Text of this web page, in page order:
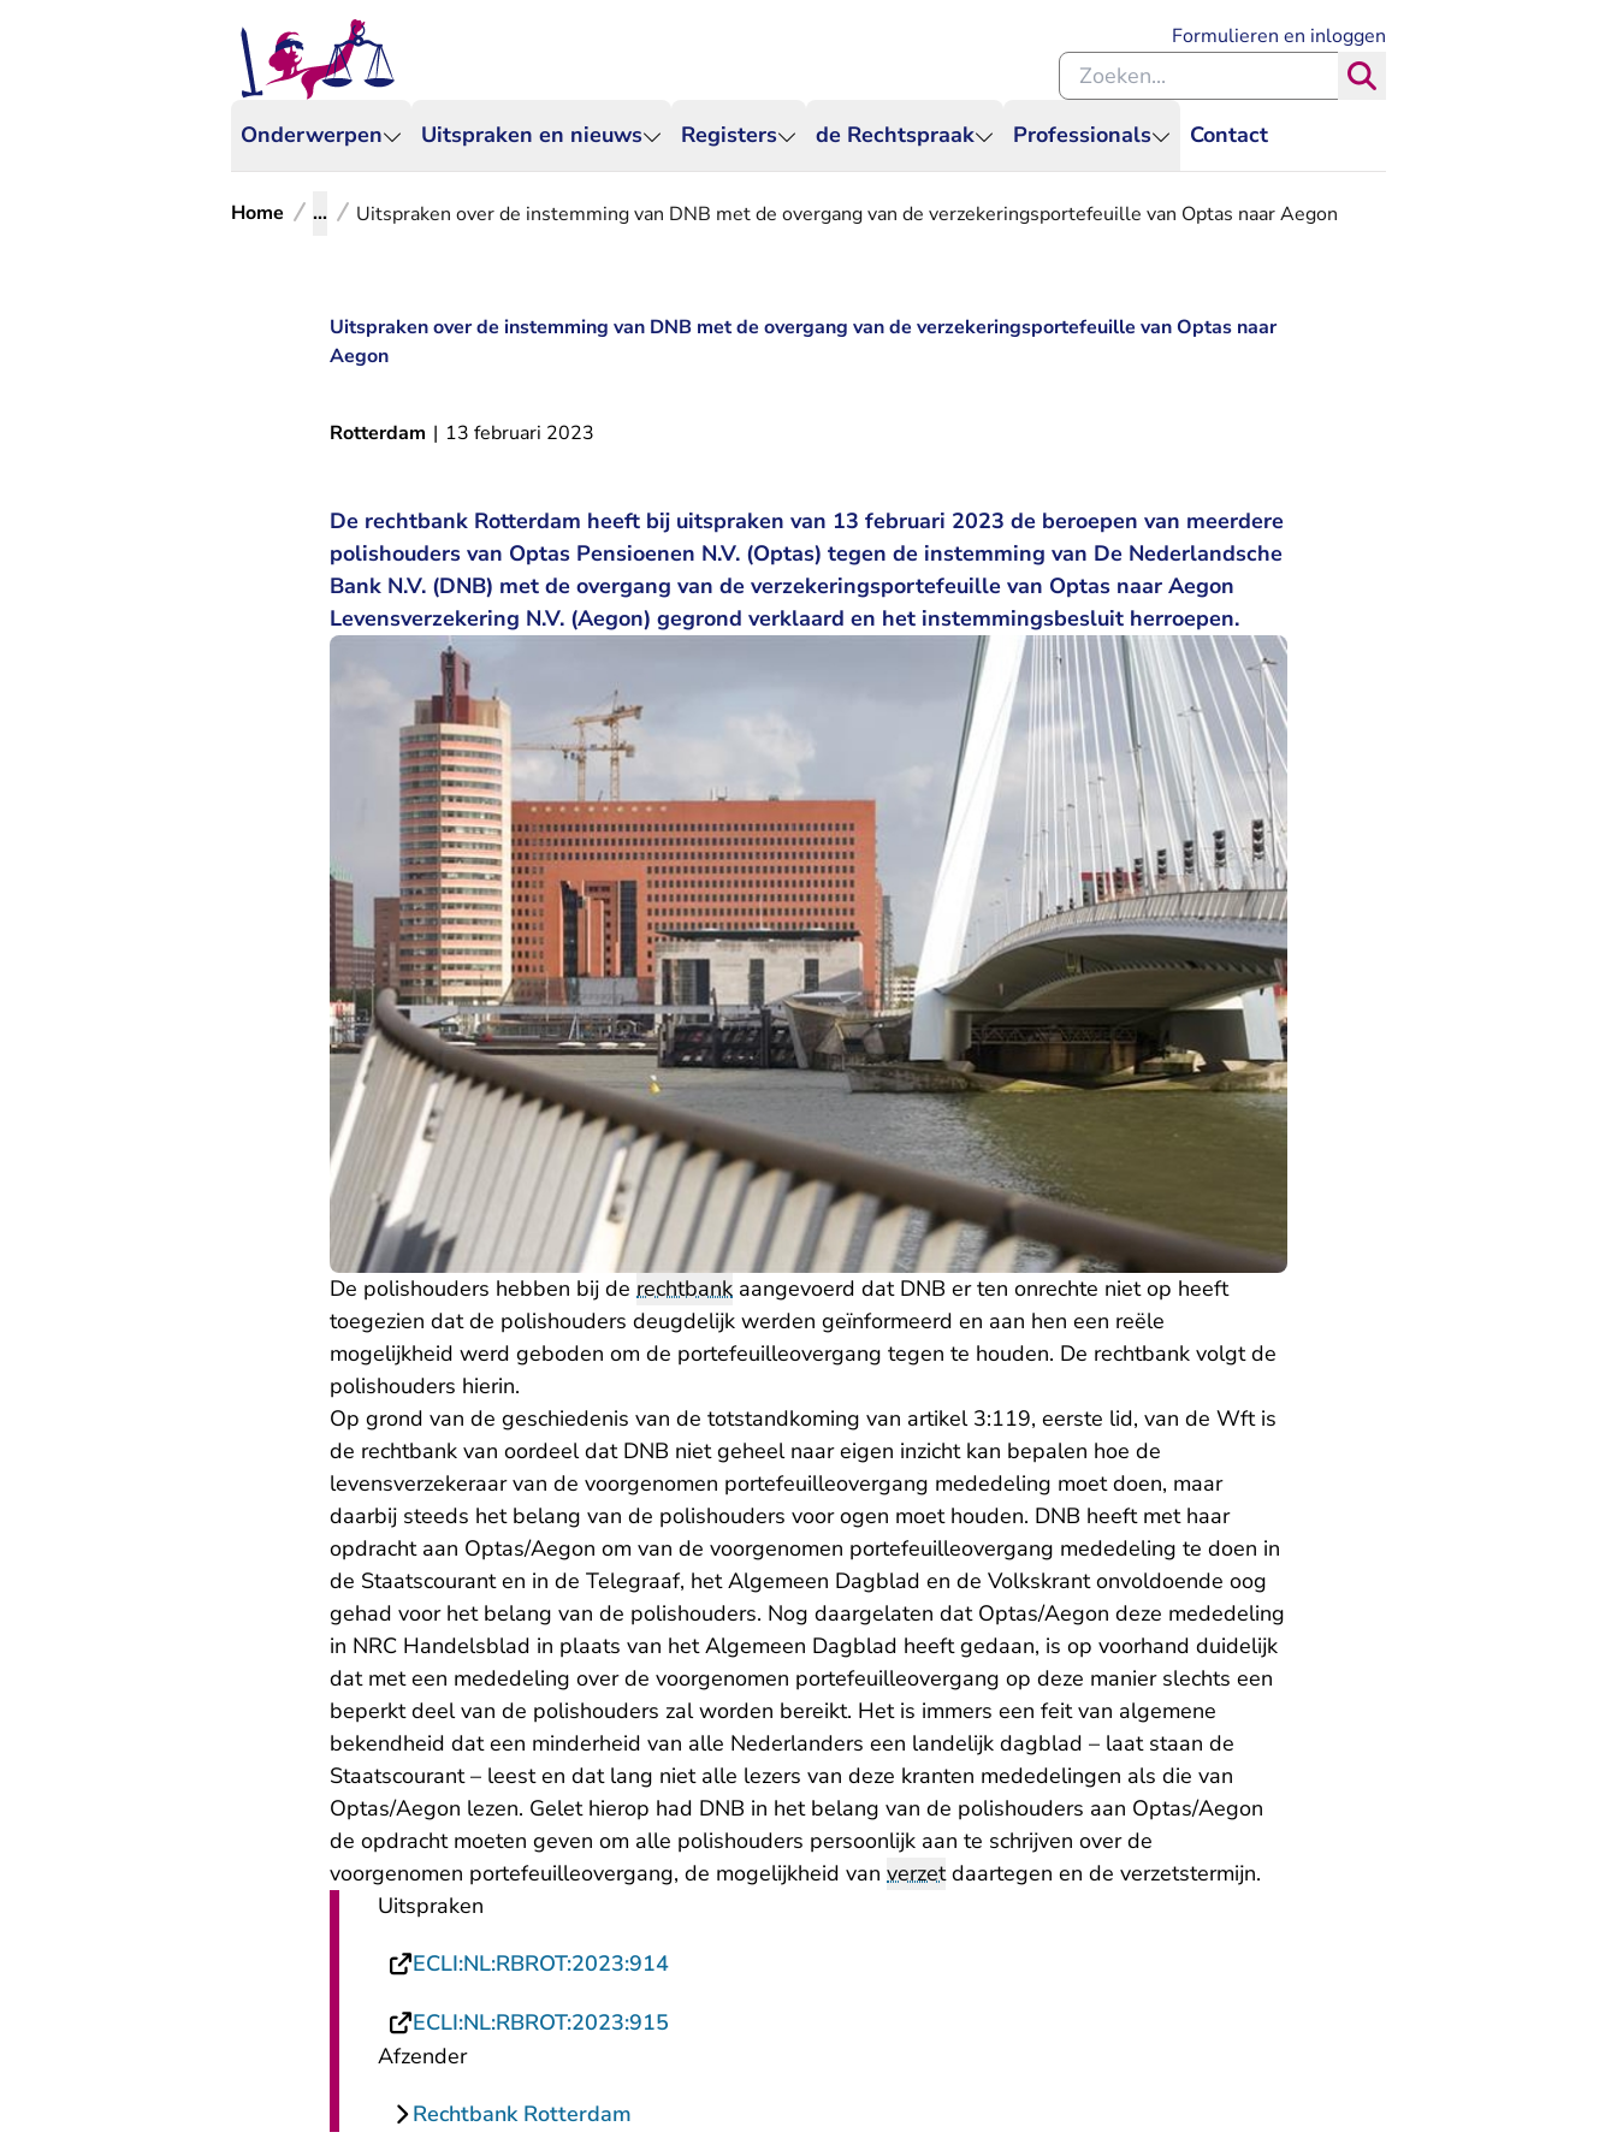
Onderwerpen Uitspraken en nieuws Registers de Rechtspraak Professionals Contact
Formulieren en inloggen
Zoeken binnen de Rechtspraak
Home ... Uitspraken over de instemming van DNB met de overgang van de verzekeringsportefeuille van Optas naar Aegon
Uitspraken over de instemming van DNB met de overgang van de verzekeringsportefeuille van Optas naar
Aegon
Rotterdam | 13 februari 2023
De rechtbank Rotterdam heeft bij uitspraken van 13 februari 2023 de beroepen van meerdere
polishouders van Optas Pensioenen N.V. (Optas) tegen de instemming van De Nederlandsche
Bank N.V. (DNB) met de overgang van de verzekeringsportefeuille van Optas naar Aegon
Levensverzekering N.V. (Aegon) gegrond verklaard en het instemmingsbesluit herroepen.
De polishouders hebben bij de rechtbank aangevoerd dat DNB er ten onrechte niet op heeft
toegezien dat de polishouders deugdelijk werden geïnformeerd en aan hen een reële
mogelijkheid werd geboden om de portefeuilleovergang tegen te houden. De rechtbank volgt de
polishouders hierin.
Op grond van de geschiedenis van de totstandkoming van artikel 3:119, eerste lid, van de Wft is
de rechtbank van oordeel dat DNB niet geheel naar eigen inzicht kan bepalen hoe de
levensverzekeraar van de voorgenomen portefeuilleovergang mededeling moet doen, maar
daarbij steeds het belang van de polishouders voor ogen moet houden. DNB heeft met haar
opdracht aan Optas/Aegon om van de voorgenomen portefeuilleovergang mededeling te doen in
de Staatscourant en in de Telegraaf, het Algemeen Dagblad en de Volkskrant onvoldoende oog
gehad voor het belang van de polishouders. Nog daargelaten dat Optas/Aegon deze mededeling
in NRC Handelsblad in plaats van het Algemeen Dagblad heeft gedaan, is op voorhand duidelijk
dat met een mededeling over de voorgenomen portefeuilleovergang op deze manier slechts een
beperkt deel van de polishouders zal worden bereikt. Het is immers een feit van algemene
bekendheid dat een minderheid van alle Nederlanders een landelijk dagblad – laat staan de
Staatscourant – leest en dat lang niet alle lezers van deze kranten mededelingen als die van
Optas/Aegon lezen. Gelet hierop had DNB in het belang van de polishouders aan Optas/Aegon
de opdracht moeten geven om alle polishouders persoonlijk aan te schrijven over de
voorgenomen portefeuilleovergang, de mogelijkheid van verzetdaartegen en de verzetstermijn.
Uitspraken
ECLI:NL:RBROT:2023:914- U verlaat Rechtspraak.nl
ECLI:NL:RBROT:2023:915
Afzender
Rechtbank Rotterdam